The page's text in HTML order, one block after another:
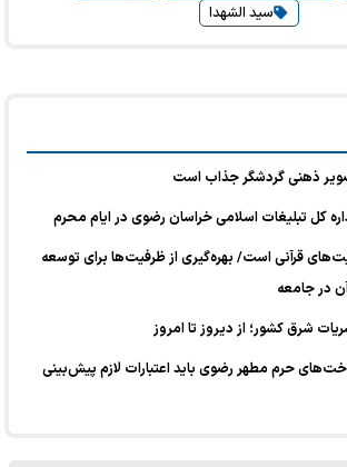
سید الشهدا
ذهنی گردشگر جذاب است
کل تبلیغات اسلامی خراسان رضوی در ایام محرم
قرآنی است/ بهره‌گیری از ظرفیت‌ها برای توسعه
در جامعه
شرق کشور؛ از دیروز تا امروز
حرم مطهر رضوی باید اعتبارات لازم پیش‌بینی